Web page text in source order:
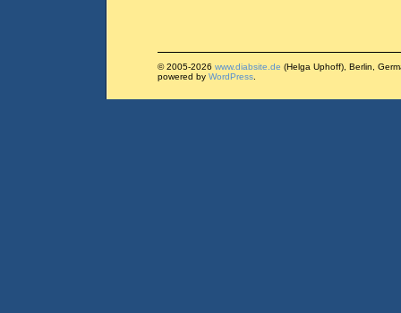
© 2005-2026 www.diabsite.de (Helga Uphoff), Berlin,
powered by WordPress.